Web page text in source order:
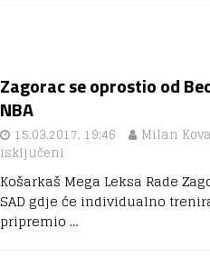
Zagorac se oprostio od
NBA
15.03.2017. 19:46 Milan
isključeni
Košarkaš Mega Leksa Rade
SAD gdje će individualno
pripremio …